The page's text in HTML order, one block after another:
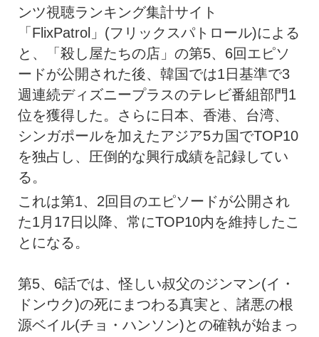
ンツ視聴ランキング集計サイト
「FlixPatrol」(フリックスパトロール)による
と、「殺し屋たちの店」の第5、6回エピソ
ードが公開された後、韓国では1日基準で3
週連続ディズニープラスのテレビ番組部門1
位を獲得した。さらに日本、香港、台湾、
シンガポールを加えたアジア5カ国でTOP10
を独占し、圧倒的な興行成績を記録してい
る。
これは第1、2回目のエピソードが公開され
た1月17日以降、常にTOP10内を維持したこ
とになる。
第5、6話では、怪しい叔父のジンマン(イ・
ドンウク)の死にまつわる真実と、諸悪の根
源ベイル(チョ・ハンソン)との確執が始まっ